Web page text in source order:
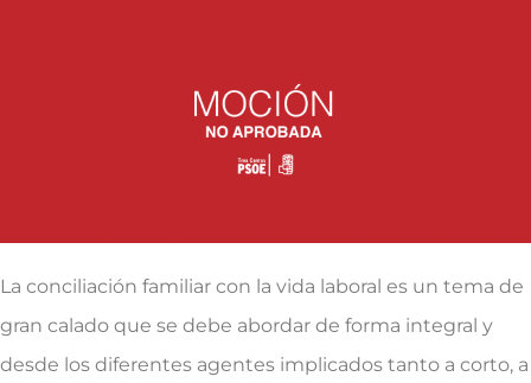
La conciliación familiar con la vida laboral es un tema de
gran calado que se debe abordar de forma integral y
desde los diferentes agentes implicados tanto a corto, a